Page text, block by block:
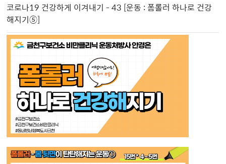
코로나19 건강하게 이겨내기 - 43 [운동 : 폼롤러 하나로 건강
해지기⑤]